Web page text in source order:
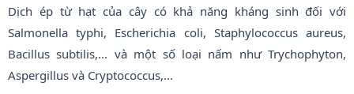
Dịch ép từ hạt của cây có khả năng kháng sinh đối với
Salmonella typhi, Escherichia coli, Staphylococcus aureus,
Bacillus subtilis,… và một số loại nấm như Trychophyton,
Aspergillus và Cryptococcus,…